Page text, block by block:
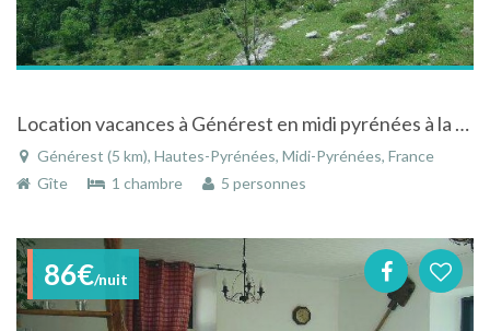
Location vacances à Générest en midi pyrénées à la campagne
Générest (5 km), Hautes-Pyrénées, Midi-Pyrénées, France
Gîte
1 chambre 5 personnes
86€/nuit